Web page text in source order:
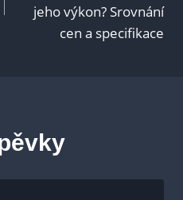
jeho výkon? Srovnání
cen a specifikace